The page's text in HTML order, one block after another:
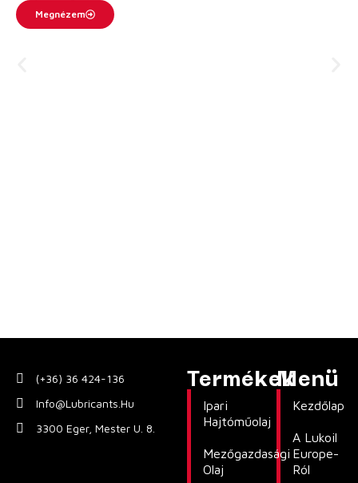
SAE 30 széles hőmérsékleti tartományban biztos kenést nyújt,
kiválóan ellenáll a hőterhelésnek, öregedésnek és oxidációnak.
Megnézem
(+36) 36 424-136
Info@lubricants.hu
3300 Eger, Mester U. 8.
Termékek
Ipari
Hajtóműolaj
Mezőgazdasági
Olaj
Menü
Kezdőlap
A Lukoil
Europe-
Ról